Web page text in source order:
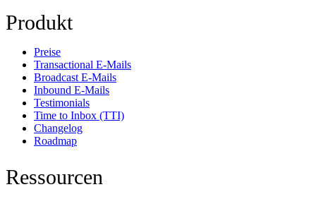
Produkt
Preise
Transactional E-Mails
Broadcast E-Mails
Inbound E-Mails
Testimonials
Time to Inbox (TTI)
Changelog
Roadmap
Ressourcen